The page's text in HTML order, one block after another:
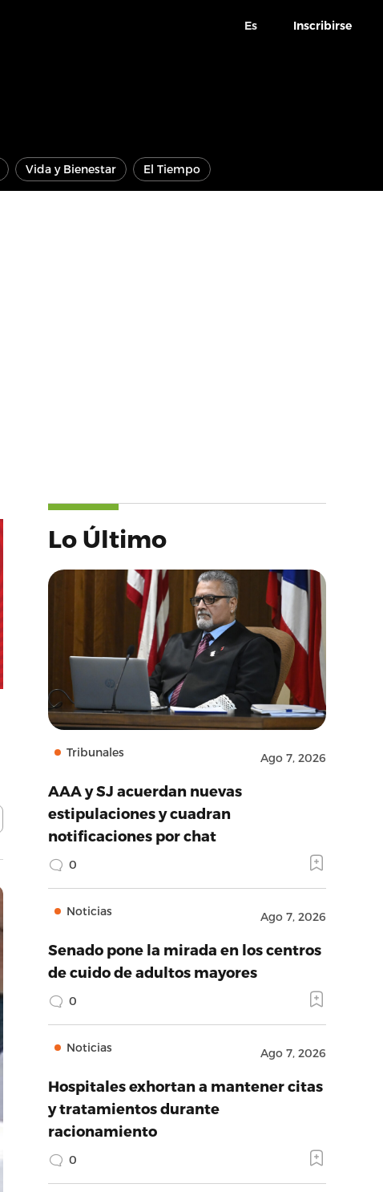
Es Inscribirse
Vida y Bienestar El Tiempo
Lo Último
Tribunales Ago 7, 2026
AAA y SJ acuerdan nuevas
estipulaciones y cuadran
notificaciones por chat
0
Noticias Ago 7, 2026
Senado pone la mirada en los centros
de cuido de adultos mayores
0
Noticias Ago 7, 2026
Hospitales exhortan a mantener citas
y tratamientos durante
racionamiento
0